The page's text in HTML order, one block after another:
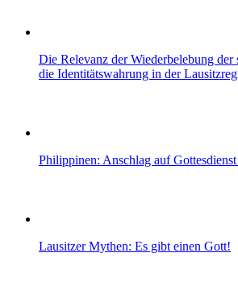
Die Relevanz der Wiederbelebung der
die Identitätswahrung in der
Philippinen: Anschlag auf
Lausitzer Mythen: Es gibt einen Gott!